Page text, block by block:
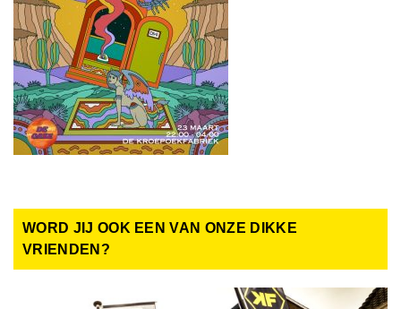
WORD JIJ OOK EEN VAN ONZE DIKKE
VRIENDEN?